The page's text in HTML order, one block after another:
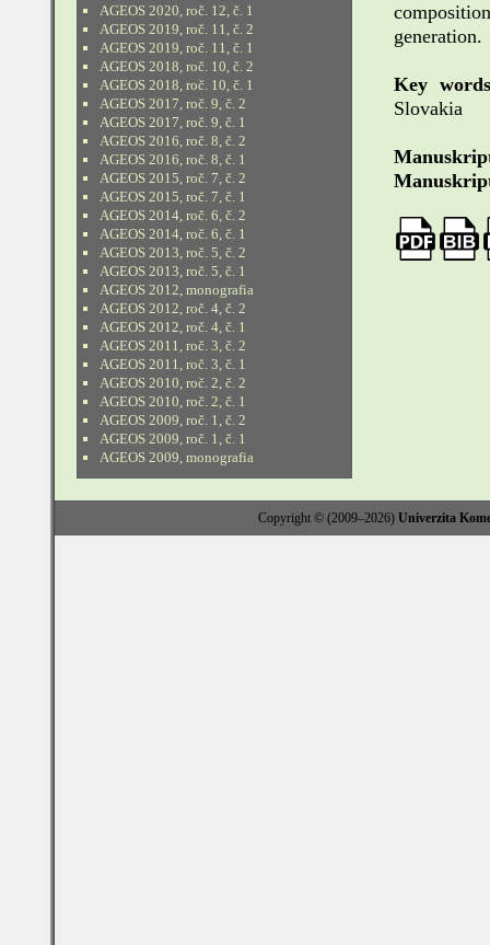
generation.
Key
Slovakia
AGEOS 2020, roč. 12, č. 1
AGEOS 2019, roč. 11, č. 2
AGEOS 2019, roč. 11, č. 1
AGEOS 2018, roč. 10, č. 2
AGEOS 2018, roč. 10, č. 1
AGEOS 2017, roč. 9, č. 2
AGEOS 2017, roč. 9, č. 1
AGEOS 2016, roč. 8, č. 2
AGEOS 2016, roč. 8, č. 1
AGEOS 2015, roč. 7, č. 2
AGEOS 2015, roč. 7, č. 1
AGEOS 2014, roč. 6, č. 2
AGEOS 2014, roč. 6, č. 1
AGEOS 2013, roč. 5, č. 2
AGEOS 2013, roč. 5, č. 1
AGEOS 2012, monografia
AGEOS 2012, roč. 4, č. 2
AGEOS 2012, roč. 4, č. 1
AGEOS 2011, roč. 3, č. 2
AGEOS 2011, roč. 3, č. 1
AGEOS 2010, roč. 2, č. 2
AGEOS 2010, roč. 2, č. 1
AGEOS 2009, roč. 1, č. 2
AGEOS 2009, roč. 1, č. 1
AGEOS 2009, monografia
Copyright © (2009–2026) Univerzita